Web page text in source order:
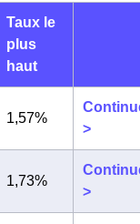
Taux le
plus
haut
1,57%
>
1,73%
>